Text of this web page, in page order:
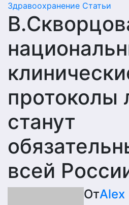
Здравоохранение Статьи
протоколы
станут
всей
ОтAlex